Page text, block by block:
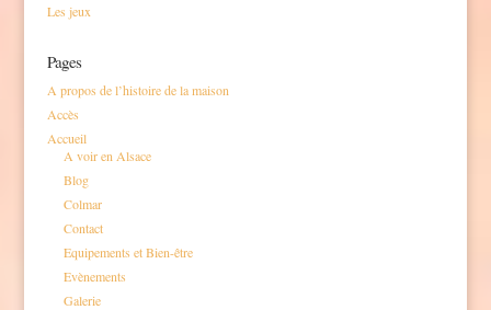
Les jeux
Pages
A propos de l’histoire de la maison
Accès
Accueil
A voir en Alsace
Blog
Colmar
Contact
Equipements et Bien-être
Evènements
Galerie